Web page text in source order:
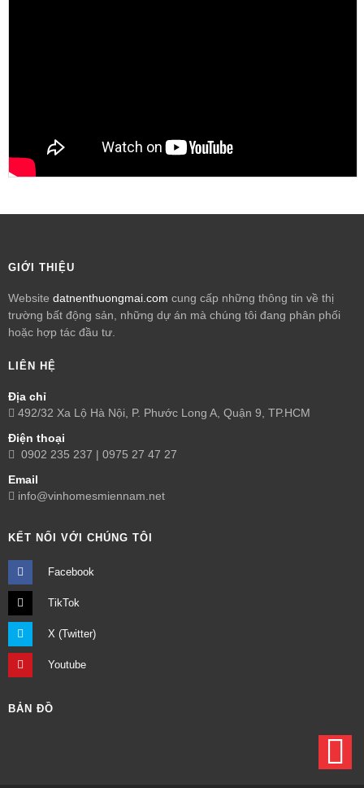
GIỚI THIỆU
Website datnenthuongmai.com cung cấp những thông tin về thị
trường bất động sản, những dự án mà chúng tôi đang phân phối
hoặc hợp tác đầu tư.
LIÊN HỆ
Địa chỉ
492/32 Xa Lộ Hà Nội, P. Phước Long A, Quận 9, TP.HCM
Điện thoại
0902 235 237 | 0975 27 47 27
Email
info@vinhomesmiennam.net
KẾT NỐI VỚI CHÚNG TÔI
Facebook
TikTok
X (Twitter)
Youtube
BẢN ĐỒ